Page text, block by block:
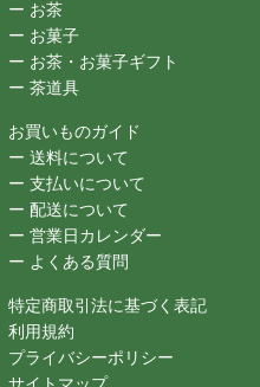
ー お茶
ー お菓子
ー お茶・お菓子ギフト
ー 茶道具
お買いものガイド
ー 送料について
ー 支払いについて
ー 配送について
ー 営業日カレンダー
ー よくある質問
特定商取引法に基づく表記
利用規約
プライバシーポリシー